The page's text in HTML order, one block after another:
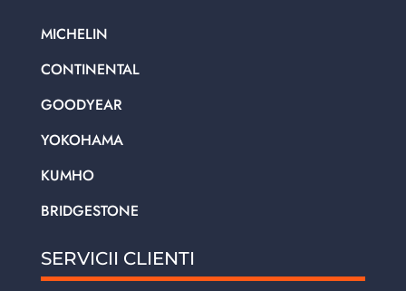
MICHELIN
CONTINENTAL
GOODYEAR
YOKOHAMA
KUMHO
BRIDGESTONE
SERVICII CLIENTI